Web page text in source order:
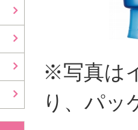
※写真は
り、パッ